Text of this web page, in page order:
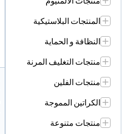
المنتجات البلاستيكية
النظافة و الحماية
منتجات التغليف المرنة
منتجات الفلين
الكراتين المموجة
منتجات متنوعة